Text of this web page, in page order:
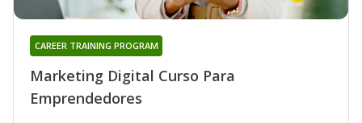
Marketing Digital Curso Para
Emprendedores
CAREER TRAINING PROGRAM